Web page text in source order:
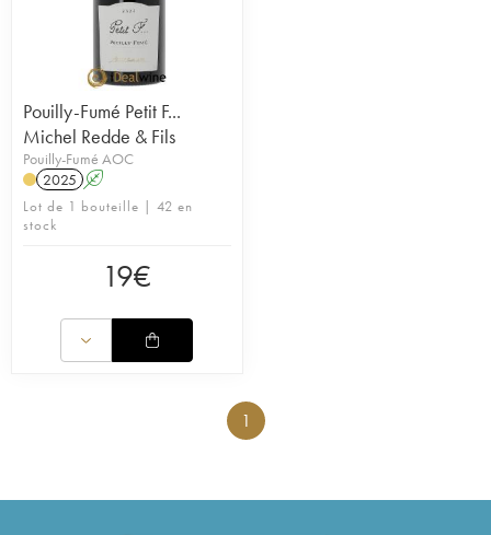
Pouilly-Fumé Petit F...
Michel Redde & Fils
Pouilly-Fumé AOC
2025 A
Lot de 1 bouteille | 42 en
stock
19€
1